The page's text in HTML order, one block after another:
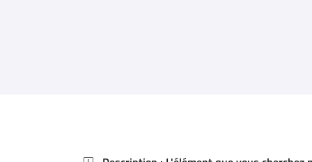
En cochant cette case, vous consentez à recevoir nos propositions commerciales à